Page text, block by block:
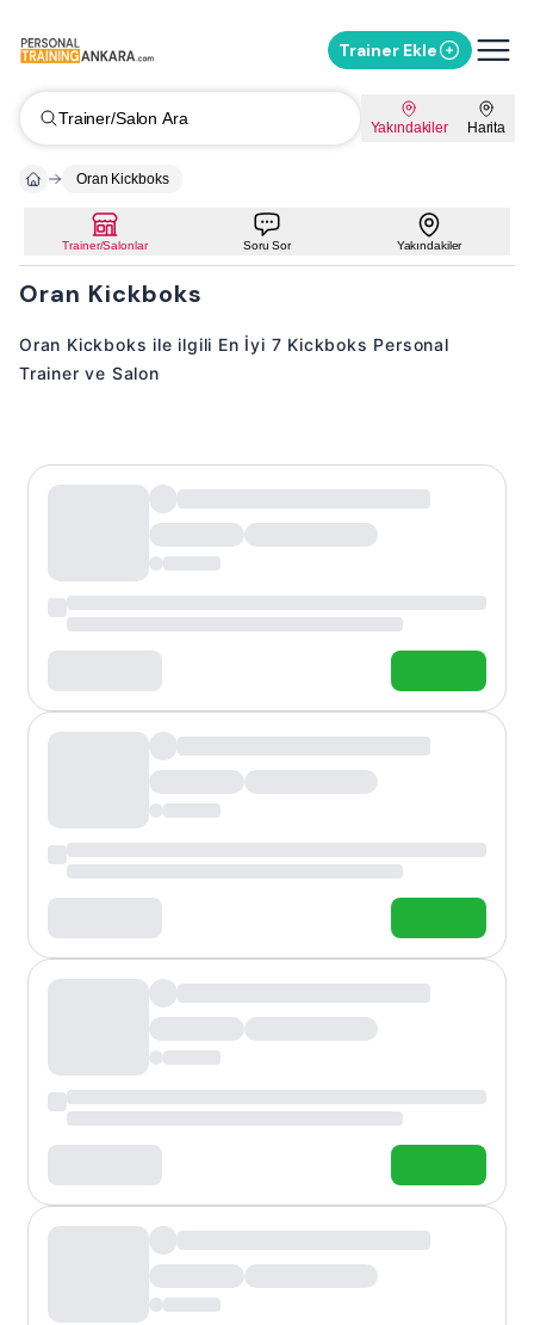
Trainer Ekle
Trainer/Salon Ara Yakındakiler Harita
Oran Kickboks
Trainer/Salonlar Soru Sor Yakındakiler
Oran Kickboks
Oran Kickboks ile ilgili En İyi 7 Kickboks Personal
Trainer ve Salon